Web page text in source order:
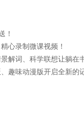
！
心录制微课视频！
解词、科学联想让躺在
趣味动漫版开启全新的